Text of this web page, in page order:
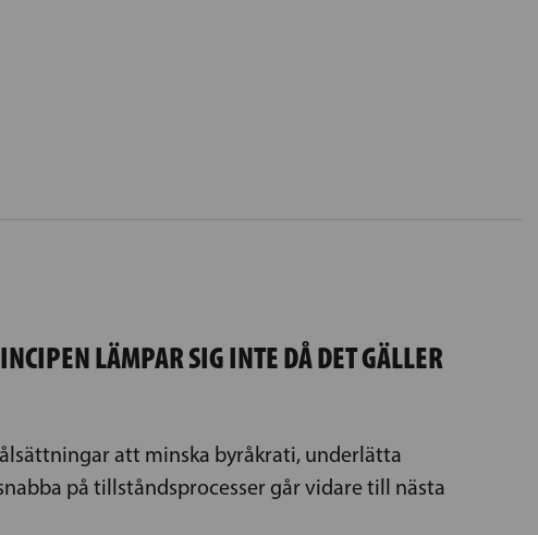
LÄMPAR SIG INTE DÅ DET GÄLLER
att minska byråkrati, underlätta
på tillståndsprocesser går vidare till nästa